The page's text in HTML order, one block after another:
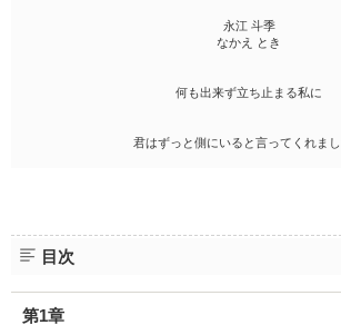
永江 斗季
なかえ とき
何も出来ず立ち止まる私に
君はずっと側にいると言ってくれまし
目次
第1章